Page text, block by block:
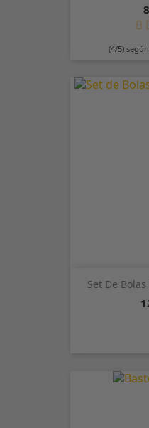
(4/5)
Set De